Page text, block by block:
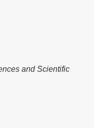
and Scientific